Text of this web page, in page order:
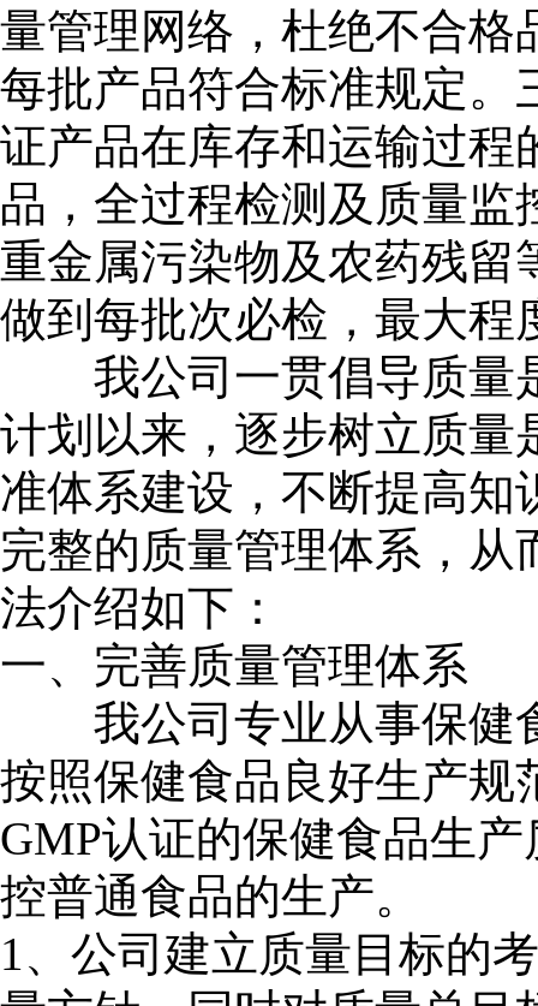
量管理网络，杜绝不合格
每批产品符合标准规定。
证产品在库存和运输过程
品，全过程检测及质量
重金属污染物及农药残留
做到每批次必检，最大程
我公司一贯倡导质量
计划以来，逐步树立质量
准体系建设，不断提高知
完整的质量管理体系，
法介绍如下：
一、完善质量管理体系
我公司专业从事保健
按照保健食品良好生产规
GMP认证的保健食品生
控普通食品的生产。
1、公司建立质量目标的